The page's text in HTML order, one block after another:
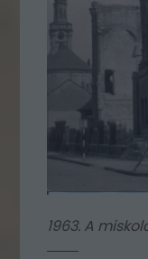
1963. A